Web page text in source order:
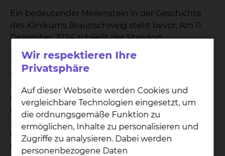
Ein bedeutender Meilenstein in der Geschichte
des Klinikums Braunschweig steht bevor: Am 11.
Dezember 2024 schließt der Standort
Holwedestraße endgültig seine Türen. Mit der
Schließung dieses traditionsreichen Standorts
wird die Patientenversorgung künftig an den
beiden Standorten Salzdahlumer Straße und
Celler Straße gebündelt. Dies ist ein
entscheidender Schritt im Rahmen der
Umsetzung des Zwei-Standorte-Konzepts, das
eine effizientere und zukunftsorientierte
Gesundheitsversorgung ermöglicht.
Wir respektieren Ihre
Privatsphäre
Auf dieser Webseite werden Cookies und
vergleichbare Technologien eingesetzt, um
die ordnungsgemäße Funktion zu
ermöglichen, Inhalte zu personalisieren und
Zugriffe zu analysieren. Dabei werden
personenbezogene Daten